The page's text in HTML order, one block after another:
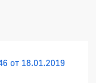
от 18.01.2019